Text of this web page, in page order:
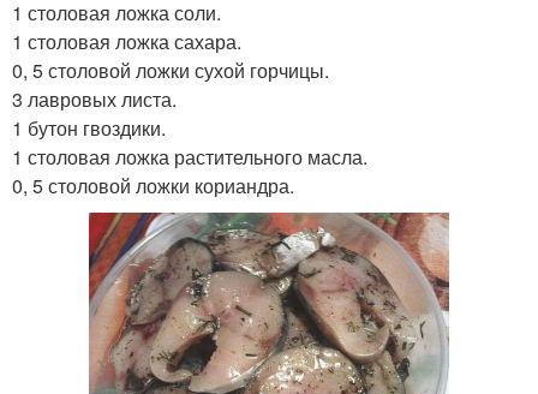
1 столовая ложка соли.
1 столовая ложка сахара.
0, 5 столовой ложки сухой горчицы.
3 лавровых листа.
1 бутон гвоздики.
1 столовая ложка растительного масла.
0, 5 столовой ложки кориандра.